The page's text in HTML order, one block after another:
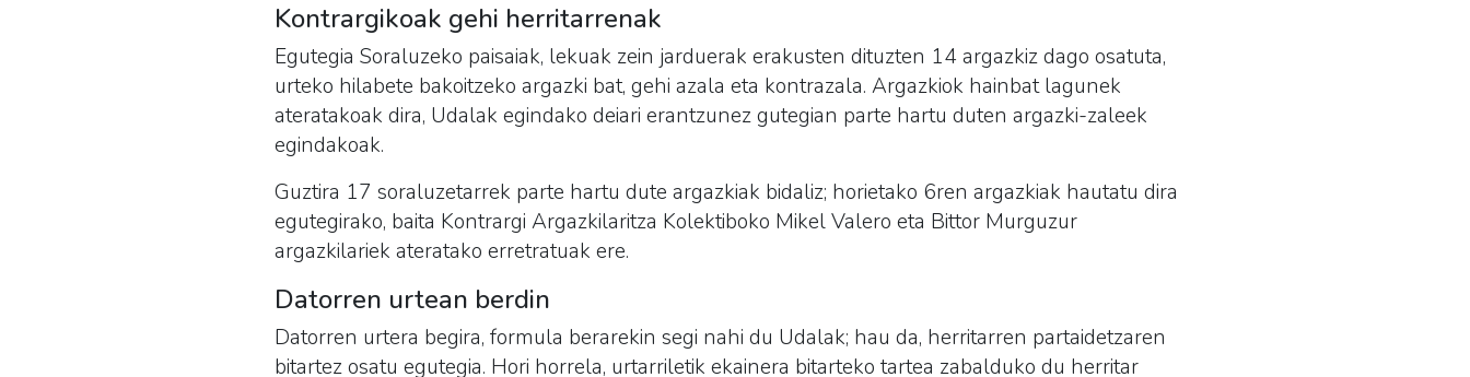
Kontrargikoak gehi herritarrenak
Egutegia Soraluzeko paisaiak, lekuak zein jarduerak erakusten dituzten 14 argazkiz dago osatuta,
urteko hilabete bakoitzeko argazki bat, gehi azala eta kontrazala. Argazkiok hainbat lagunek
ateratakoak dira, Udalak egindako deiari erantzunez gutegian parte hartu duten argazki-zaleek
egindakoak.
Guztira 17 soraluzetarrek parte hartu dute argazkiak bidaliz; horietako 6ren argazkiak hautatu dira
egutegirako, baita Kontrargi Argazkilaritza Kolektiboko Mikel Valero eta Bittor Murguzur
argazkilariek ateratako erretratuak ere.
Datorren urtean berdin
Datorren urtera begira, formula berarekin segi nahi du Udalak; hau da, herritarren partaidetzaren
bitartez osatu egutegia. Hori horrela, urtarriletik ekainera bitarteko tartea zabalduko du herritar